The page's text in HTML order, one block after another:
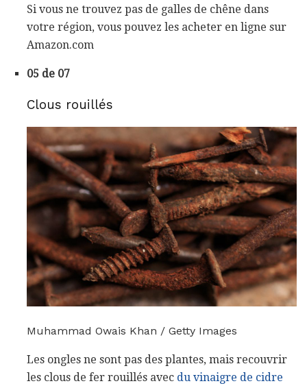
Si vous ne trouvez pas de galles de chêne dans
votre région, vous pouvez les acheter en ligne sur
Amazon.com
05 de 07
Clous rouillés
Muhammad Owais Khan / Getty Images
Les ongles ne sont pas des plantes, mais recouvrir
les clous de fer rouillés avec du vinaigre de cidre